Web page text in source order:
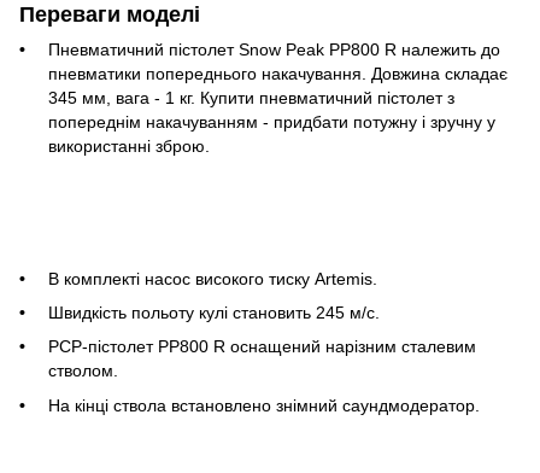
Переваги моделі
Пневматичний пістолет Snow Peak PP800 R належить до
пневматики попереднього накачування. Довжина складає
345 мм, вага - 1 кг. Купити пневматичний пістолет з
попереднім накачуванням - придбати потужну і зручну у
використанні зброю.
В комплекті насос високого тиску Artemis.
Швидкість польоту кулі становить 245 м/с.
PCP-пістолет PP800 R оснащений нарізним сталевим
стволом.
На кінці ствола встановлено знімний саундмодератор.